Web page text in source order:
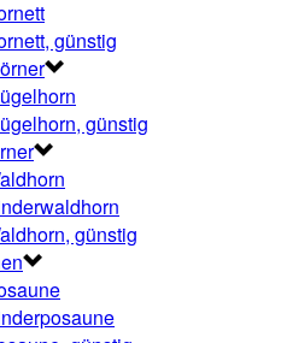
günstig
günstig
günstig